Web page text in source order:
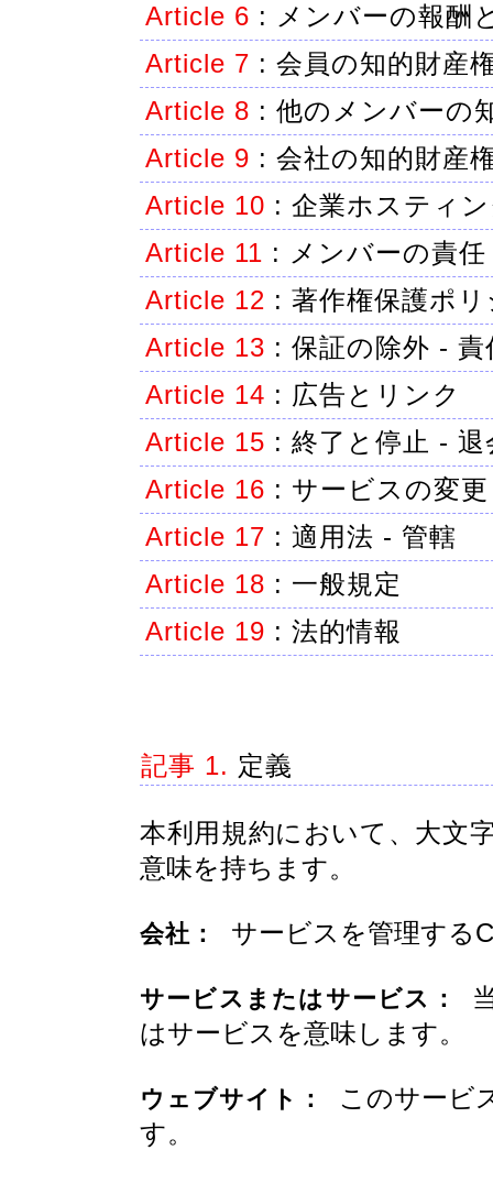
Article 6 :
メンバーの報酬
Article 7 : 会員の知的財産
Article 8 : 他のメンバーの
Article 9 : 会社の知的財産
Article 10 : 企業ホスティ
Article 11 :
メンバーの責任
Article 12 : 著作権保護ポリ
Article 13 : 保証の除外 - 責
Article 14 : 広告とリンク
Article 15 : 終了と停止 - 退
Article 16 : サービスの変
Article 17 : 適用法 - 管轄
Article 18 : 一般規定
Article 19 : 法的情報
記事 1. 定義
本利用規約において、大文
意味を持ちます。
会社： サービスを管理する
サービスまたはサービス：
はサービスを意味します。
ウェブサイト：
このサービ
す。